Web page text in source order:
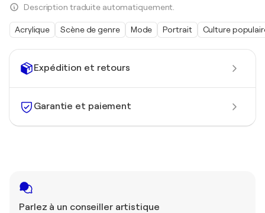
Expédition et retours
Garantie et paiement
Parlez à un conseiller artistique
Description traduite automatiquement.
Acrylique Scène de genre Mode Portrait Culture